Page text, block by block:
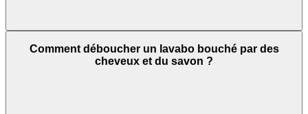
Comment déboucher un lavabo bouché par des
cheveux et du savon ?